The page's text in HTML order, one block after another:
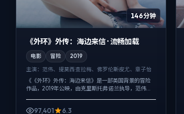
146分钟
《外环》外传：海边来信 · 流畅加载
电影 冒险
2019
主演： 范伟、提莫西·查拉梅、佛罗伦斯·皮尤、章子怡
《《外环》外传：海边来信》是一部英国背景的冒险
作品，2019年公映，由克里斯托弗·诺兰执导，范伟、
97,401 6.3